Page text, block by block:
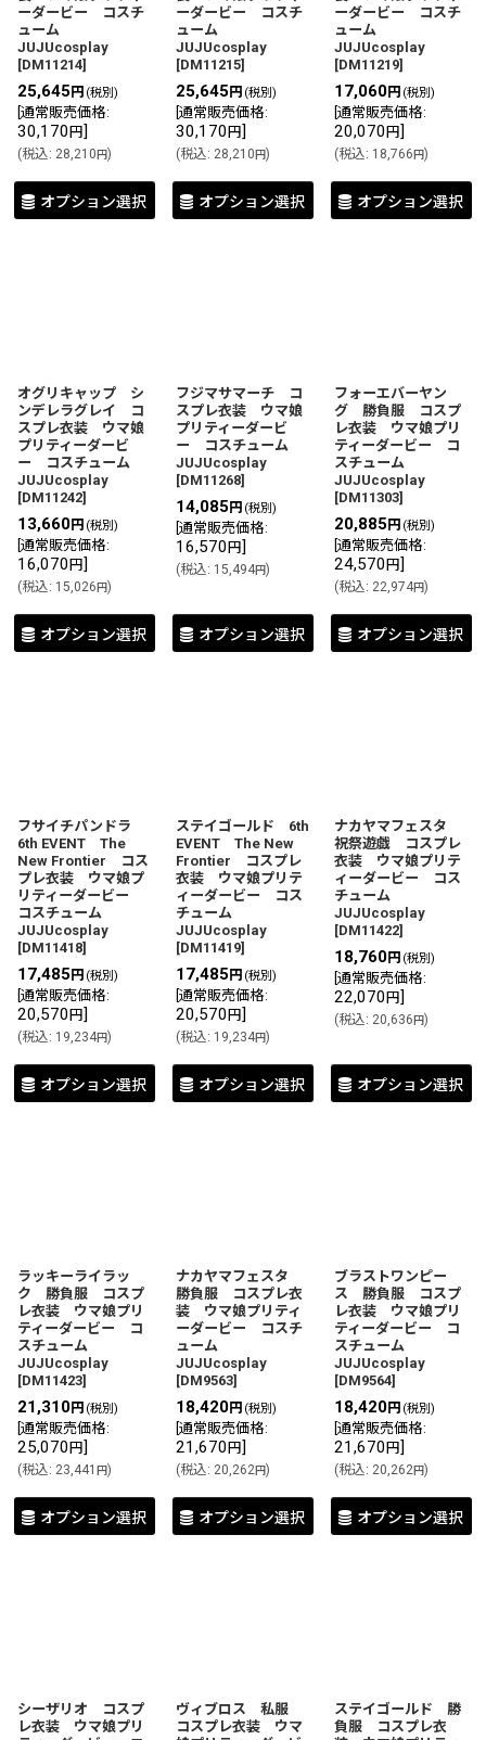
ーダービー コスチ
ューム
JUJUcosplay
[DM11214]
25,645 円 (税別)
通常販売価格:
30,170 円]
(税込: 28,210円)
オプション選択
ーダービー コスチ
ューム
JUJUcosplay
[DM11215]
25,645 円 (税別)
通常販売価格:
30,170 円]
(税込: 28,210円)
オプション選択
ーダービー コスチ
ューム
JUJUcosplay
[DM11219]
17,060円 (税別)
通常販売価格:
20,070 円]
(税込: 18,766円)
オプション選択
オグリキャップ シ
ンデレラグレイ コ
スプレ衣装 ウマ娘
プリティーダービ
ー コスチューム
JUJUcosplay
[DM11242]
13,660円 (税別)
通常販売価格:
16,070 円]
(税込: 15,026円)
オプション選択
フジマサマーチ コ
スプレ衣装 ウマ娘
プリティーダービ
ー コスチューム
JUJUcosplay
[DM11268]
14,085 円 (税別)
通常販売価格:
16,570 円]
(税込: 15,494円)
オプション選択
フォーエバーヤン
グ 勝負服 コスプ
レ衣装 ウマ娘プリ
ティーダービー コ
スチューム
JUJUcosplay
[DM11303]
20,885 円 (税別)
通常販売価格:
24,570 円]
(税込: 22,974円)
オプション選択
フサイチパンドラ
6th EVENT The
New Frontier コス
プレ衣装 ウマ娘プ
リティーダービー
コスチューム
JUJUcosplay
[DM11418]
17,485 円 (税別)
通常販売価格:
20,570 円]
(税込: 19,234円)
オプション選択
ステイゴールド 6th
EVENT The New
Frontier コスプレ
衣装 ウマ娘プリテ
ィーダービー コス
チューム
JUJUcosplay
[DM11419]
17,485 円 (税別)
通常販売価格:
20,570 円]
(税込: 19,234円)
オプション選択
ナカヤマフェスタ
祝祭遊戯 コスプレ
衣装 ウマ娘プリテ
ィーダービー コス
チューム
JUJUcosplay
[DM11422]
18,760円 (税別)
通常販売価格:
22,070 円]
(税込: 20,636円)
オプション選択
ラッキーライラッ
ク 勝負服 コスプ
レ衣装 ウマ娘プリ
ティーダービー コ
スチューム
JUJUcosplay
[DM11423]
21,310円 (税別)
通常販売価格:
25,070 円]
(税込: 23,441 円)
オプション選択
ナカヤマフェスタ
勝負服 コスプレ衣
装 ウマ娘プリティ
ーダービー コスチ
ューム
JUJUcosplay
[DM9563]
18,420円 (税別)
通常販売価格:
21,670 円]
(税込: 20,262円)
オプション選択
ブラストワンピー
ス 勝負服 コスプ
レ衣装 ウマ娘プリ
ティーダービー コ
スチューム
JUJUcosplay
[DM9564]
18,420円 (税別)
通常販売価格:
21,670 円]
(税込: 20,262円)
オプション選択
シーザリオ コスプ
レ衣装 ウマ娘プリ
ヴィブロス 私服
コスプレ衣装 ウマ
ステイゴールド 勝
負服 コスプレ衣